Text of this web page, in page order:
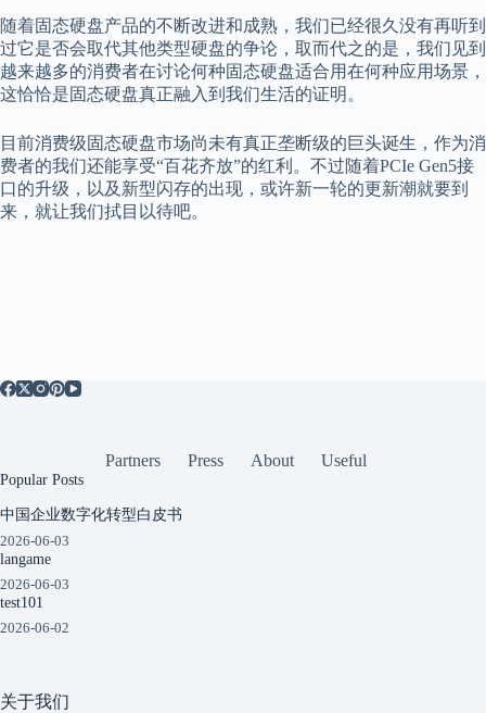
随着固态硬盘产品的不断改进和成熟，我们已经很久没有再听到
过它是否会取代其他类型硬盘的争论，取而代之的是，我们见到
越来越多的消费者在讨论何种固态硬盘适合用在何种应用场景，
这恰恰是固态硬盘真正融入到我们生活的证明。
目前消费级固态硬盘市场尚未有真正垄断级的巨头诞生，作为消
费者的我们还能享受“百花齐放”的红利。不过随着PCIe Gen5接
口的升级，以及新型闪存的出现，或许新一轮的更新潮就要到
来，就让我们拭目以待吧。
Partners Press About Useful
Popular Posts
中国企业数字化转型白皮书
2026-06-03
langame
2026-06-03
test101
2026-06-02
关于我们